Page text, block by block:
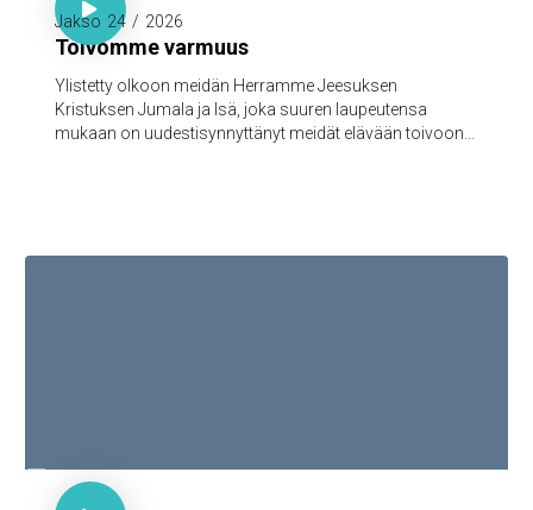

Jakso 24 / 2026
Toivomme varmuus
Ylistetty olkoon meidän Herramme Jeesuksen
Kristuksen Jumala ja Isä, joka suuren laupeutensa
mukaan on uudestisynnyttänyt meidät elävään toivoon
kautta varjellutte pelastukseen, joka on valmis
Hepr. 7:18-19